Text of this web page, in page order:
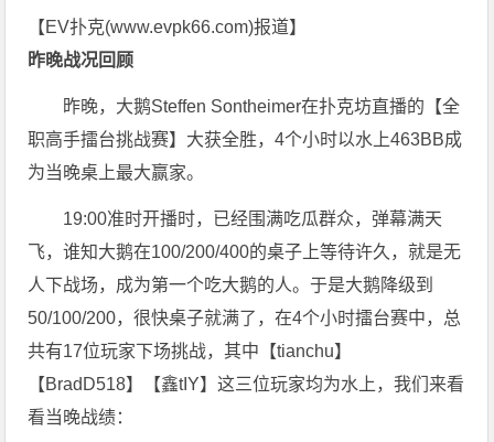
【EV扑克(www.evpk66.com)报道】
昨晚战况回顾
昨晚，大鹅Steffen Sontheimer在扑克坊直播的【全
职高手擂台挑战赛】大获全胜，4个小时以水上463BB成
为当晚桌上最大赢家。
19:00准时开播时，已经围满吃瓜群众，弹幕满天
飞，谁知大鹅在100/200/400的桌子上等待许久，就是无
人下战场，成为第一个吃大鹅的人。于是大鹅降级到
50/100/200，很快桌子就满了，在4个小时擂台赛中，总
共有17位玩家下场挑战，其中【tianchu】
【BradD518】【鑫tIY】这三位玩家均为水上，我们来看
看当晚战绩：